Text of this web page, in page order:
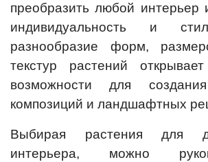
преобразить любой интерьер
индивидуальность и
разнообразие форм,
текстур растений
возможности для
композиций и ландшафтных
Выбирая растения для
интерьера, можно